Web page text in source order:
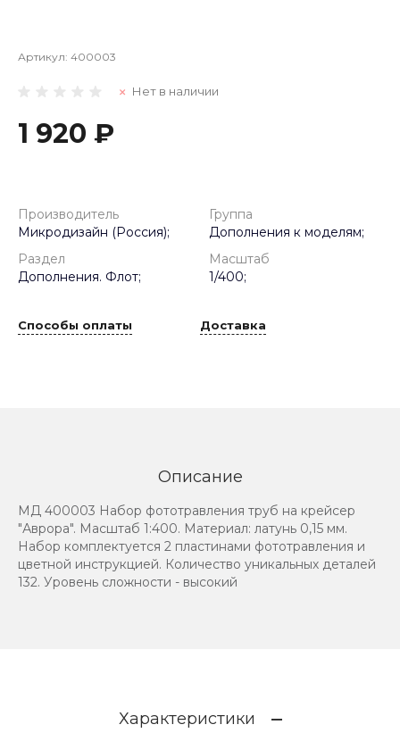
Артикул: 400003
Нет в наличии
1 920 ₽
Производитель
Микродизайн (Россия);
Группа
Дополнения к моделям;
Раздел
Дополнения. Флот;
Масштаб
1/400;
Способы оплаты Доставка
Описание
МД 400003 Набор фототравления труб на крейсер
"Аврора". Масштаб 1:400. Материал: латунь 0,15 мм.
Набор комплектуется 2 пластинами фототравления и
цветной инструкцией. Количество уникальных деталей
132. Уровень сложности - высокий
Характеристики